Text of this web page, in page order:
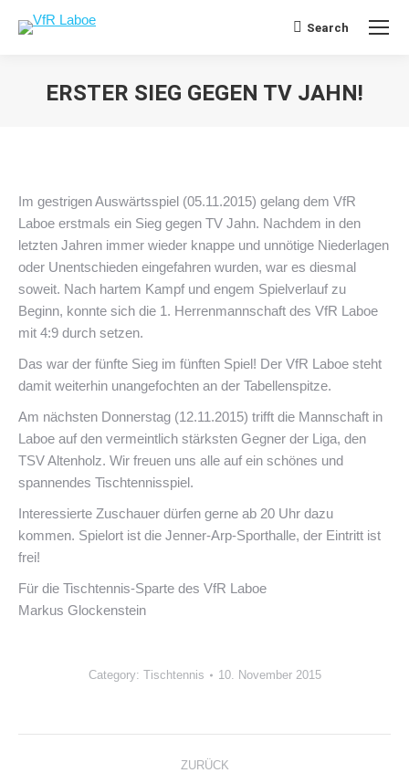
Search:
Search
ERSTER SIEG GEGEN TV JAHN!
Im gestrigen Auswärtsspiel (05.11.2015) gelang dem VfR
Laboe erstmals ein Sieg gegen TV Jahn. Nachdem in den
letzten Jahren immer wieder knappe und unnötige Niederlagen
oder Unentschieden eingefahren wurden, war es diesmal
soweit. Nach hartem Kampf und engem Spielverlauf zu
Beginn, konnte sich die 1. Herrenmannschaft des VfR Laboe
mit 4:9 durch setzen.
Das war der fünfte Sieg im fünften Spiel! Der VfR Laboe steht
damit weiterhin unangefochten an der Tabellenspitze.
Am nächsten Donnerstag (12.11.2015) trifft die Mannschaft in
Laboe auf den vermeintlich stärksten Gegner der Liga, den
TSV Altenholz. Wir freuen uns alle auf ein schönes und
spannendes Tischtennisspiel.
Interessierte Zuschauer dürfen gerne ab 20 Uhr dazu
kommen. Spielort ist die Jenner-Arp-Sporthalle, der Eintritt ist
frei!
Für die Tischtennis-Sparte des VfR Laboe
Markus Glockenstein
Category: Tischtennis 10. November 2015
Kommentarnavigation
ZURÜCK